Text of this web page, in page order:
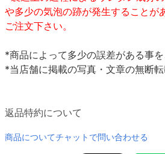
や多少の気泡の跡が発生することが
ご注文下さい。
*商品によって多少の誤差がある事を
*当店舗に掲載の写真・文章の無断転
返品特約について
商品についてチャットで問い合わせる